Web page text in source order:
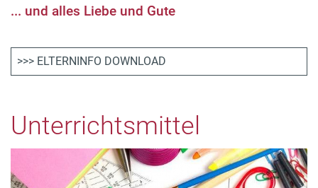
... und alles Liebe und Gute
>>> ELTERNINFO DOWNLOAD
Unterrichtsmittel